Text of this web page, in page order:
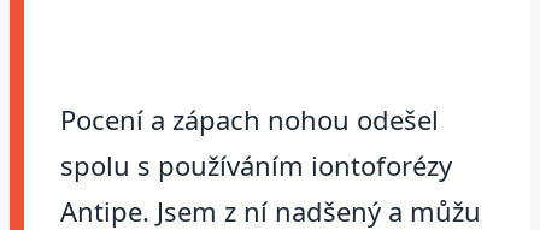
Pocení a zápach nohou odešel
spolu s používáním iontoforézy
Antipe. Jsem z ní nadšený a můžu